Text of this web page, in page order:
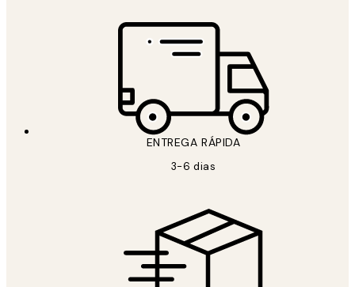
ENTREGA RÁPIDA
3-6 dias